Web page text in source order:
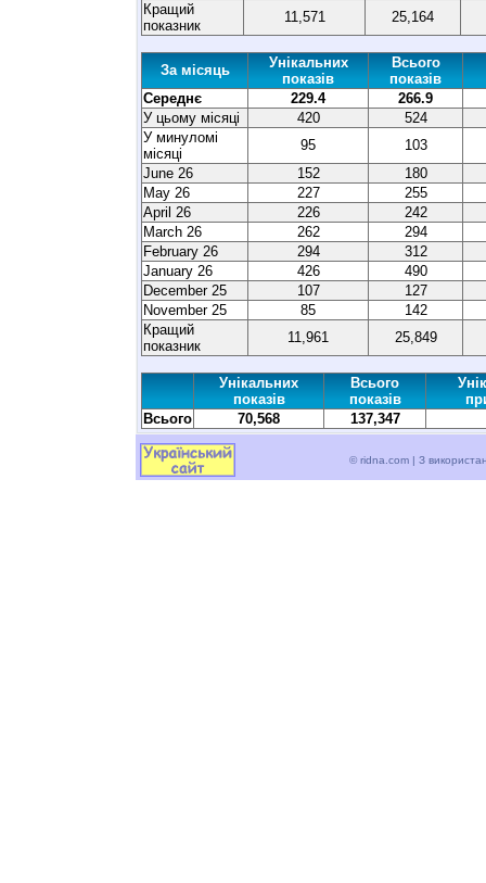
Кращий
показник
11,571 25,164
За місяць
Унікальних
показів
Всього
показів
Середнє
229.4
266.9
У цьому місяці
420
524
У минуломі
місяці
95
103
June 26
152
180
May 26
227
255
April 26
226
242
March 26
262
294
February 26
294
312
January 26
426
490
December 25
107
127
November 25
85
142
Кращий
показник
11,961 25,849
Унікальних
показів
Всього
показів
Всього
70,568 137,347
© ridna.com | З